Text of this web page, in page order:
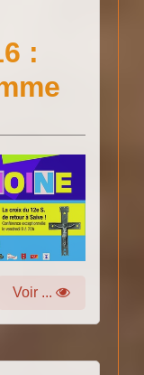
:
Voir ...